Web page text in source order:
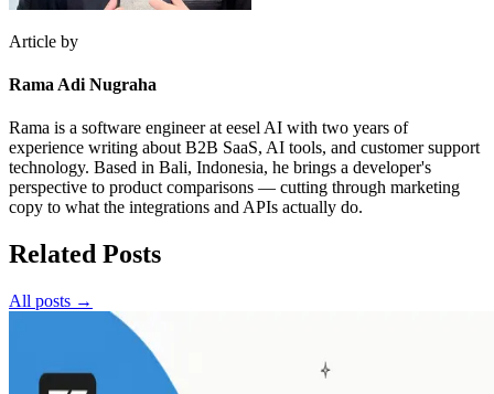
Article by
Rama Adi Nugraha
Rama is a software engineer at eesel AI with two years of
experience writing about B2B SaaS, AI tools, and customer support
technology. Based in Bali, Indonesia, he brings a developer's
perspective to product comparisons — cutting through marketing
copy to what the integrations and APIs actually do.
Related Posts
All posts →